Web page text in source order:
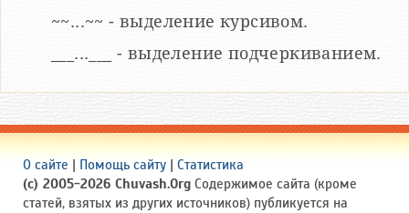
~~...~~ - выделение курсивом.
___...___ - выделение подчеркиванием.
О сайте | Помощь сайту | Статистика
(c) 2005-2026 Chuvash.Org Содержимое сайта (кроме
статей, взятых из других источников) публикуется на